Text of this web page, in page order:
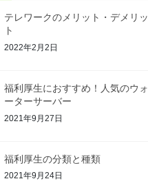
テレワークのメリット・デメリッ
ト
2022年2月2日
福利厚生におすすめ！人気のウォ
ーターサーバー
2021年9月27日
福利厚生の分類と種類
2021年9月24日